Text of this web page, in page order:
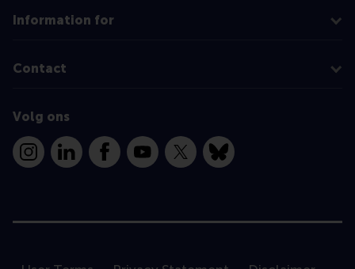
Information for
Contact
Volg ons
InstagramLinkedInFacebookYouTube
X Bluesky